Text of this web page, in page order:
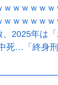
ｗｗｗｗｗｗ
ｗｗｗｗｗｗ
2025年は「
死…「終身